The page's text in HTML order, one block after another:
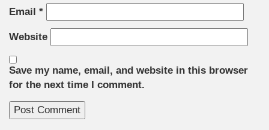
Email *
Website
Save my name, email, and website in this browser
for the next time I comment.